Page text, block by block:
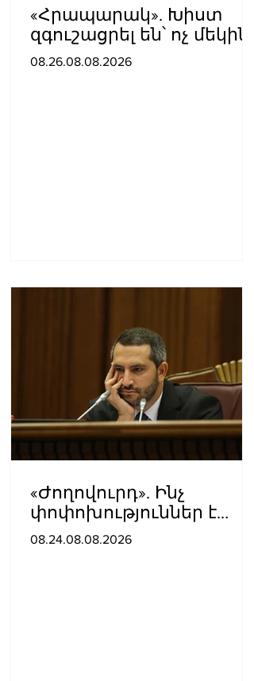
«Հրապարակ». Խիստ
զգուշացրել են՝ ոչ մեկին
չասել պարգեւավճարի
08.26.08.08.2026
«Ժողովուրդ». Ինչ
փոփոխություններ է
արել ԱԺ-ում Ռուբեն
08.24.08.08.2026